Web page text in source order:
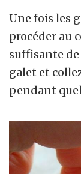
Une fois les
procéder au
suffisante de
galet et
pendant